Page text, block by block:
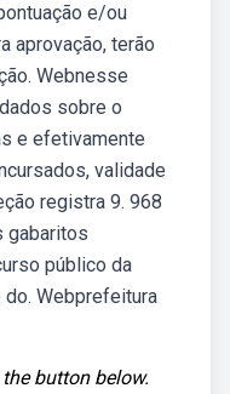
e/ou
aprovação, terão
Webnesse
sobre o
e efetivamente
validade
registra 9. 968
gabaritos
público da
Webprefeitura
button below.